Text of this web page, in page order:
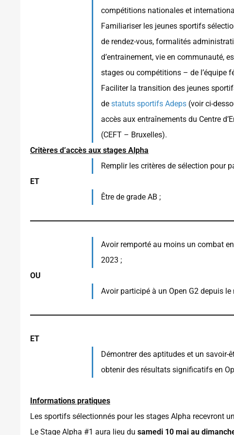
compétitions nationales et
Familiariser les jeunes sportifs
de rendez-vous, formalités
d’entrainement, vie en communauté,
stages ou compétitions – de l’équipe
Faciliter la transition des jeunes
destatuts sportifs Adeps (voir ci-
accès aux entraînements du Centre
(CEFT – Bruxelles).
Critères d’accès aux stages Alpha
Remplir les critères de sélection pour
ET
Être de grade AB ;
Avoir remporté au moins un combat
2023 ;
OU
Avoir participé à un Open G2 depuis le
ET
Démontrer des aptitudes et un savoir-
obtenir des résultats significatifs en
Informations pratiques
Les sportifs sélectionnés pour les stages Alpha recevront
Le Stage Alpha #1 aura lieu du samedi 10 mai au